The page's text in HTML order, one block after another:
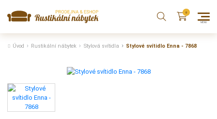
Úvod Rustikální nábytek Stylová svítidla Stylové svítidlo Enna - 7868